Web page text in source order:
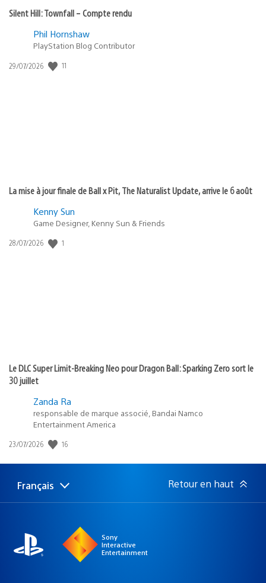
Silent Hill: Townfall – Compte rendu
Phil Hornshaw
PlayStation Blog Contributor
Date
29/07/2026 11
La mise à jour finale de Ball x Pit, The Naturalist Update, arrive le 6 août
Kenny Sun
Game Designer, Kenny Sun & Friends
Date
28/07/2026 1
Le DLC Super Limit-Breaking Neo pour Dragon Ball: Sparking Zero sort le
30 juillet
Zanda Ra
responsable de marque associé, Bandai Namco
Entertainment America
Date
publication
23/07/2026 16
Choisir
une
Région
actuelle
Français Retour en haut
Sony
Interactive
Entertainment